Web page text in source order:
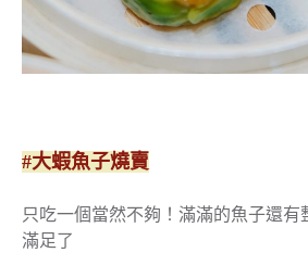
#大蝦魚子燒賣
只吃一個當然不夠！滿滿的魚子還有
滿足了